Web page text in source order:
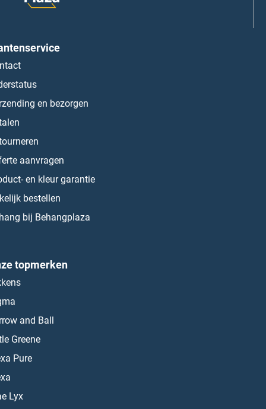
en bezorgen
aanvragen
en kleur garantie
bestellen
bij Behangplaza
topmerken
and Ball
Greene
Pure
Lyx